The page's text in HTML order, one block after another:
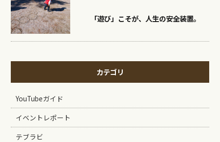
「遊び」こそが、人生の安全装置。
カテゴリ
YouTubeガイド
イベントレポート
テブラビ